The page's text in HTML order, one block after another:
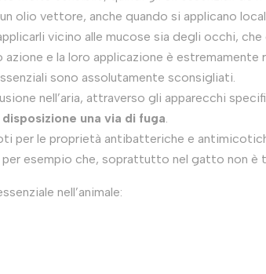
olio vettore, anche quando si applicano
vicino alle mucose sia degli occhi,
e la loro applicazione è estremamente
sono assolutamente sconsigliati.
nell’aria, attraverso gli apparecchi
una via di fuga.
per le proprietà antibatteriche e
esempio che, soprattutto nel gatto non è
nell’animale: